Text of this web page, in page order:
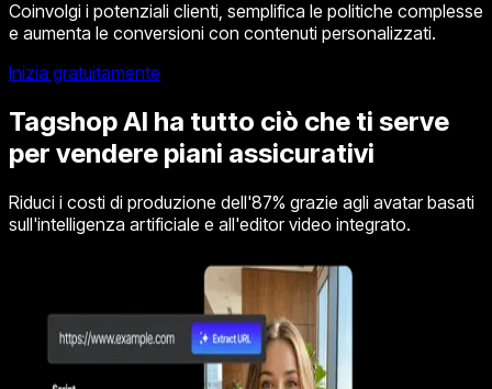
Coinvolgi i potenziali clienti, semplifica le politiche complesse
e aumenta le conversioni con contenuti personalizzati.
Inizia gratuitamente
Tagshop AI ha tutto ciò che ti serve
per vendere piani assicurativi
Riduci i costi di produzione dell'87% grazie agli avatar basati
sull'intelligenza artificiale e all'editor video integrato.